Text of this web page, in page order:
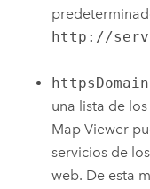
http://
una lista de
Map Viewer
servicios de
web. De esta